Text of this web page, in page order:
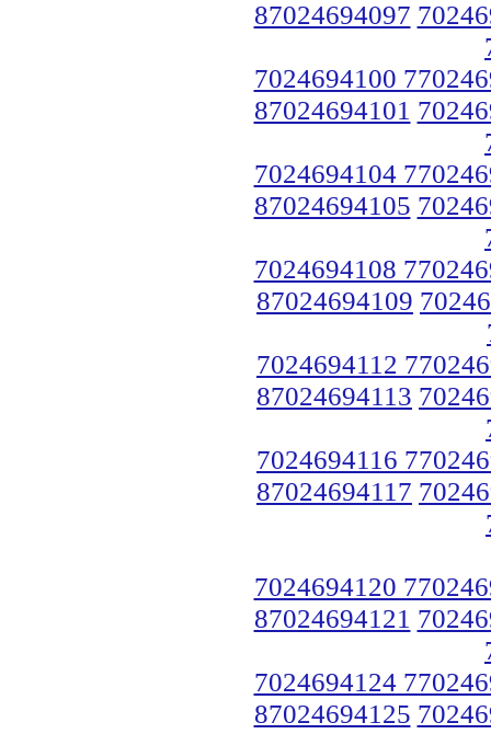
87024694097
7024694100
87024694101
7024694104
87024694105
7024694108
87024694109
7024694112
87024694113
7024694116
87024694117
7024694120
87024694121
7024694124
87024694125